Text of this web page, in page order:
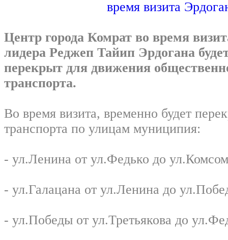
Центр города Комрат во время
лидера Реджеп Тайип Эрдогана
перекрыт для движения
транспорта.
Во время визита, временно будет
транспорта по улицам муниципия:
- ул.Ленина от ул.Федько до
- ул.Галацана от ул.Ленина до
- ул.Победы от ул.Третьякова до